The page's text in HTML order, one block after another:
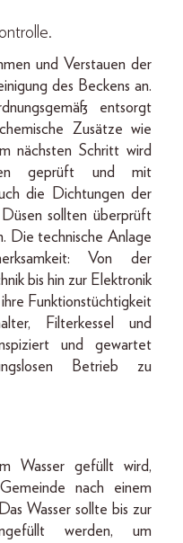
.
und Verstauen der
des Beckens an.
entsorgt
Zusätze wie
nächsten Schritt wird
geprüft und mit
die Dichtungen der
sollten überprüft
Die technische Anlage
Von der
bis hin zur Elektronik
Funktionstüchtigkeit
Filterkessel und
und gewartet
Betrieb zu
Wasser gefüllt wird,
nach einem
Wasser sollte bis zur
werden, um